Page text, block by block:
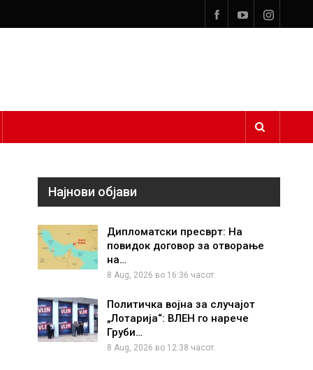
Најнови објави
Дипломатски пресврт: На
повидок договор за отворање
на…
8 Aug, 2026 во 16:36 часот.
Политичка војна за случајот
„Лотарија“: ВЛЕН го нарече
Груби…
8 Aug, 2026 во 12:38 часот.